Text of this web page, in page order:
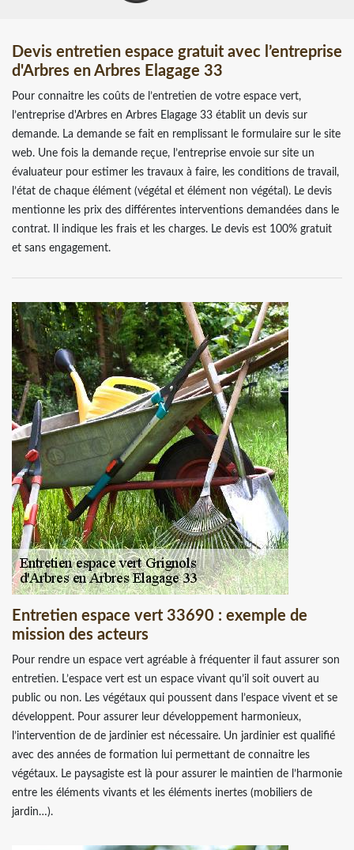
Devis entretien espace gratuit avec l’entreprise
d'Arbres en Arbres Elagage 33
Pour connaitre les coûts de l’entretien de votre espace vert,
l’entreprise d'Arbres en Arbres Elagage 33 établit un devis sur
demande. La demande se fait en remplissant le formulaire sur le site
web. Une fois la demande reçue, l’entreprise envoie sur site un
évaluateur pour estimer les travaux à faire, les conditions de travail,
l’état de chaque élément (végétal et élément non végétal). Le devis
mentionne les prix des différentes interventions demandées dans le
contrat. Il indique les frais et les charges. Le devis est 100% gratuit
et sans engagement.
Entretien espace vert 33690 : exemple de
mission des acteurs
Pour rendre un espace vert agréable à fréquenter il faut assurer son
entretien. L’espace vert est un espace vivant qu’il soit ouvert au
public ou non. Les végétaux qui poussent dans l’espace vivent et se
développent. Pour assurer leur développement harmonieux,
l’intervention de de jardinier est nécessaire. Un jardinier est qualifié
avec des années de formation lui permettant de connaitre les
végétaux. Le paysagiste est là pour assurer le maintien de l’harmonie
entre les éléments vivants et les éléments inertes (mobiliers de
jardin…).